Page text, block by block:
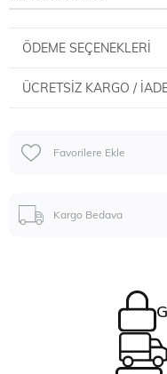
ÖDEME SEÇENEKLERI
ÜCRETSIZ KARGO /
Favorilere Ekle
Kargo Bedava